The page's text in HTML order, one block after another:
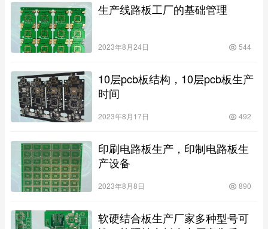
生产线路板工厂的基础管理
2023年8月24日 544
10层pcb板结构，10层pcb板生产
时间
2023年8月17日 492
印刷电路板生产，印制电路板生
产设备
2023年8月8日 890
软硬结合板生产厂家多种型号可